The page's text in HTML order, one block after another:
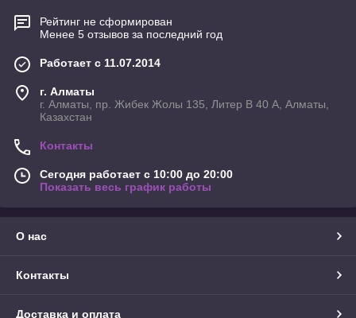
Рейтинг не сформирован
Менее 5 отзывов за последний год
Работает с 11.07.2014
г. Алматы
г. Алматы, пр. Жибек Жолы 135, Литер В 40 А, Алматы,
Казахстан
Контакты
Сегодня работает с 10:00 до 20:00
Показать весь график работы
О нас
Контакты
Доставка и оплата